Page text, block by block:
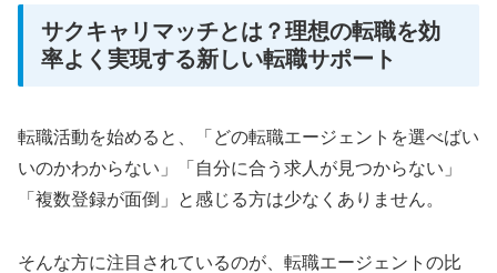
サクキャリマッチとは？理想の転職を効
率よく実現する新しい転職サポート
転職活動を始めると、「どの転職エージェントを選べばい
いのかわからない」「自分に合う求人が見つからない」
「複数登録が面倒」と感じる方は少なくありません。
そんな方に注目されているのが、転職エージェントの比